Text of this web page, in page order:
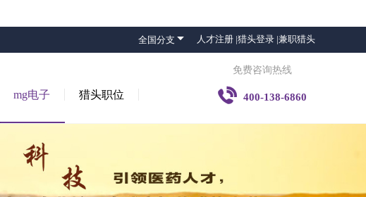
全国分支  人才注册 |猎头登录 |兼职猎头
mg电子 猎头职位
免费咨询热线
 400-138-6860